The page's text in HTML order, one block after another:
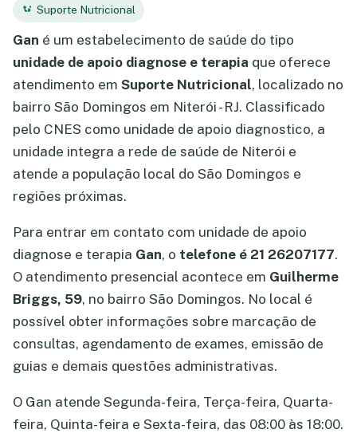
Suporte Nutricional
Gan é um estabelecimento de saúde do tipo
unidade de apoio diagnose e terapia que oferece
atendimento em Suporte Nutricional, localizado no
bairro São Domingos em Niterói - RJ. Classificado
pelo CNES como unidade de apoio diagnostico, a
unidade integra a rede de saúde de Niterói e
atende a população local do São Domingos e
regiões próximas.
Para entrar em contato com unidade de apoio
diagnose e terapia Gan, o telefone é 21 26207177.
O atendimento presencial acontece em Guilherme
Briggs, 59, no bairro São Domingos. No local é
possível obter informações sobre marcação de
consultas, agendamento de exames, emissão de
guias e demais questões administrativas.
O Gan atende Segunda-feira, Terça-feira, Quarta-
feira, Quinta-feira e Sexta-feira, das 08:00 às 18:00.